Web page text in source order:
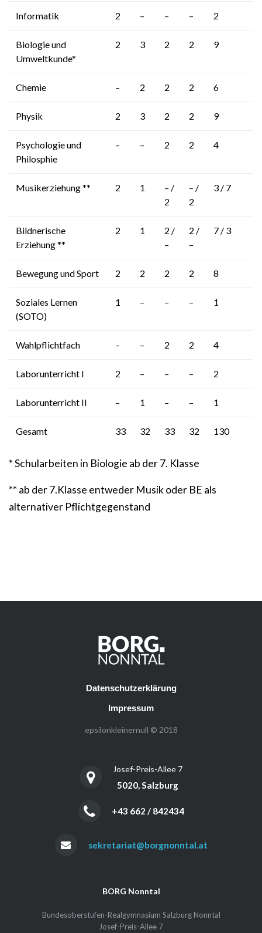
Informatik 2 – – – 2
Biologie und
Umweltkunde*
2 3 2 2 9
Chemie – 2 2 2 6
Physik 2 3 2 2 9
Psychologie und
Philosphie
– – 2 2 4
Musikerziehung ** 2 1
– /
2
– /
2
3 / 7
Bildnerische
Erziehung **
2 1
2 /
–
2 /
–
7 / 3
Bewegung und Sport 2 2 2 2 8
Soziales Lernen
(SOTO)
1 – – – 1
Wahlpflichtfach – – 2 2 4
Laborunterricht I 2 – – – 2
Laborunterricht II – 1 – – 1
Gesamt 33 32 33 32 130
* Schularbeiten in Biologie ab der 7. Klasse
** ab der 7.Klasse entweder Musik oder BE als
alternativer Pflichtgegenstand
Datenschutzerklärung
Impressum
epsilonkleinernull © 2018
Josef-Preis-Allee 7
5020, Salzburg
+43 662 / 842434
sekretariat@borgnonntal.at
BORG Nonntal
Bundesoberstufen-Realgymnasium Salzburg Nonntal
Josef-Preis-Allee 7